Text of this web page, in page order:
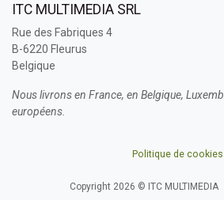
ITC MULTIMEDIA SRL
Rue des Fabriques 4
B-6220 Fleurus
Belgique
Nous livrons en France, en Belgique,
européens.
Politique de cookies
Copyright 2026 © ITC MULTIMEDIA